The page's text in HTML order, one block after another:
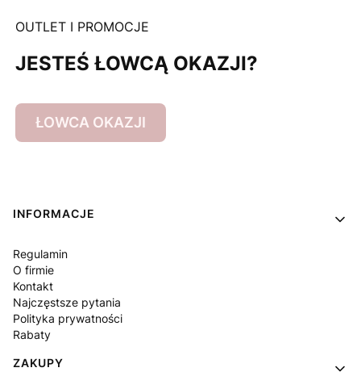
OUTLET I PROMOCJE
JESTEŚ ŁOWCĄ OKAZJI?
ŁOWCA OKAZJI
Linki w stopce
INFORMACJE
Regulamin
O firmie
Kontakt
Najczęstsze pytania
Polityka prywatności
Rabaty
ZAKUPY